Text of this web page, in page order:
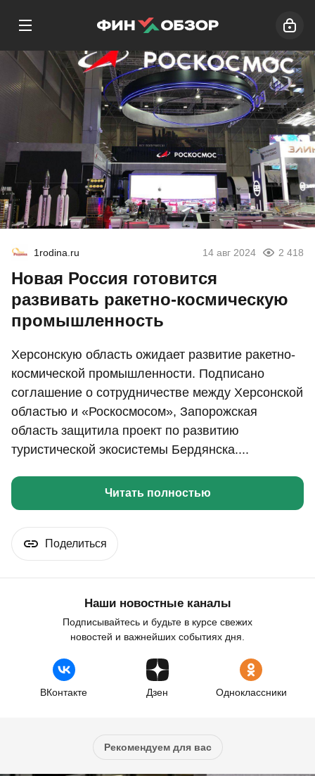
1rodina.ru 14 авг 2024 2 418
Новая Россия готовится
развивать ракетно-космическую
промышленность
Херсонскую область ожидает развитие ракетно-
космической промышленности. Подписано
соглашение о сотрудничестве между Херсонской
областью и «Роскосмосом», Запорожская
область защитила проект по развитию
туристической экосистемы Бердянска....
Читать полностью
Поделиться
Наши новостные каналы
Подписывайтесь и будьте в курсе свежих
новостей и важнейших событиях дня.
ВКонтакте Дзен Одноклассники
Рекомендуем для вас